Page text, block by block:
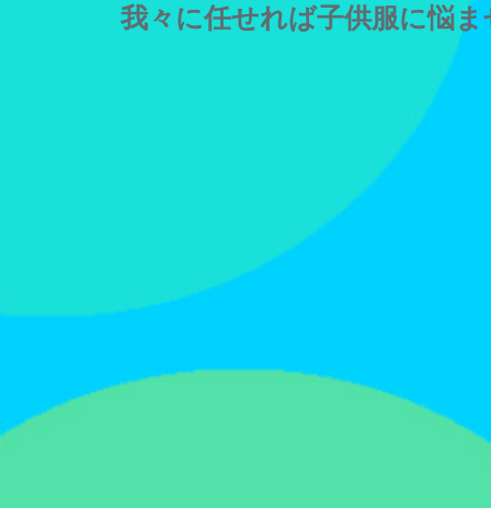
我々に任せれば子供服に悩